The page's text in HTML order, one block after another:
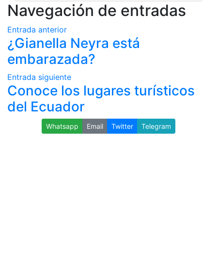
Navegación de entradas
Entrada anterior
¿Gianella Neyra está
embarazada?
Entrada siguiente
Conoce los lugares turísticos
del Ecuador
Whatsapp Email Twitter Telegram